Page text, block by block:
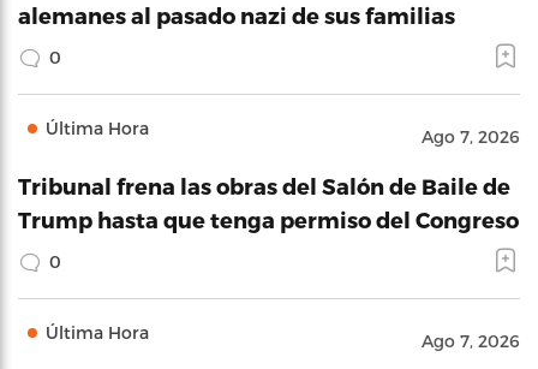
alemanes al pasado nazi de sus familias
0
Última Hora Ago 7, 2026
Tribunal frena las obras del Salón de Baile de
Trump hasta que tenga permiso del Congreso
0
Última Hora Ago 7, 2026